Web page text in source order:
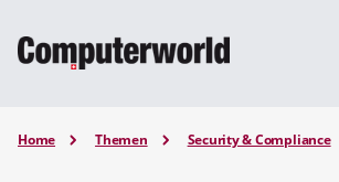
Home Themen Security & Compliance